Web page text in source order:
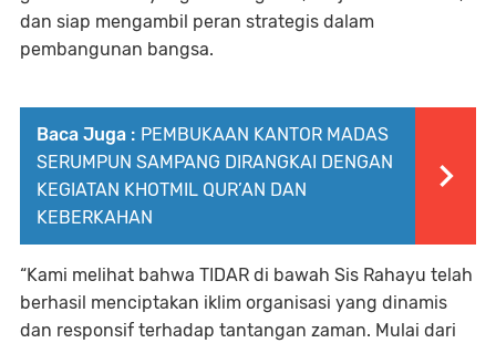
dan siap mengambil peran strategis dalam
pembangunan bangsa.
Baca Juga : PEMBUKAAN KANTOR MADAS
SERUMPUN SAMPANG DIRANGKAI DENGAN
KEGIATAN KHOTMIL QUR’AN DAN
KEBERKAHAN
“Kami melihat bahwa TIDAR di bawah Sis Rahayu telah
berhasil menciptakan iklim organisasi yang dinamis
dan responsif terhadap tantangan zaman. Mulai dari